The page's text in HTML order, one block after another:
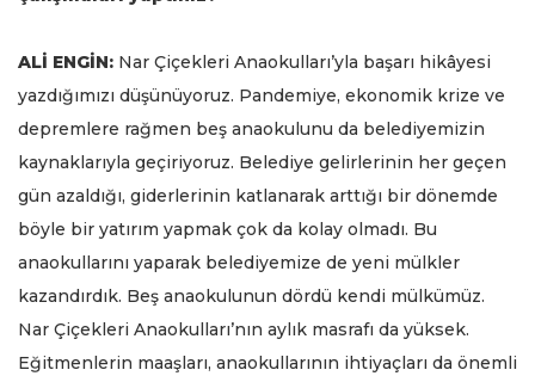
ALİ ENGİN: Nar Çiçekleri Anaokulları’yla başarı hikâyesi
yazdığımızı düşünüyoruz. Pandemiye, ekonomik krize ve
depremlere rağmen beş anaokulunu da belediyemizin
kaynaklarıyla geçiriyoruz. Belediye gelirlerinin her geçen
gün azaldığı, giderlerinin katlanarak arttığı bir dönemde
böyle bir yatırım yapmak çok da kolay olmadı. Bu
anaokullarını yaparak belediyemize de yeni mülkler
kazandırdık. Beş anaokulunun dördü kendi mülkümüz.
Nar Çiçekleri Anaokulları’nın aylık masrafı da yüksek.
Eğitmenlerin maaşları, anaokullarının ihtiyaçları da önemli